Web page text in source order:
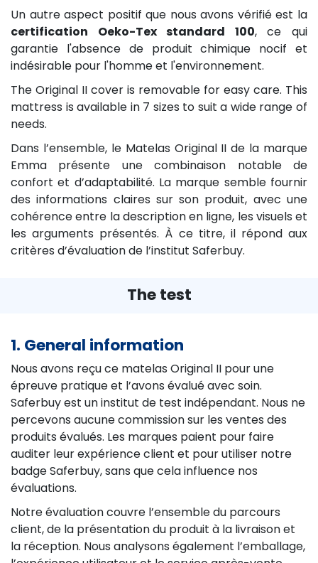
Un autre aspect positif que nous avons vérifié est la
certification Oeko-Tex standard 100, ce qui
garantie l'absence de produit chimique nocif et
indésirable pour l'homme et l'environnement.
The Original II cover is removable for easy care. This
mattress is available in 7 sizes to suit a wide range of
needs.
Dans l’ensemble, le Matelas Original II de la marque
Emma présente une combinaison notable de
confort et d’adaptabilité. La marque semble fournir
des informations claires sur son produit, avec une
cohérence entre la description en ligne, les visuels et
les arguments présentés. À ce titre, il répond aux
critères d’évaluation de l’institut Saferbuy.
The test
1. General information
Nous avons reçu ce matelas Original II pour une
épreuve pratique et l’avons évalué avec soin.
Saferbuy est un institut de test indépendant. Nous ne
percevons aucune commission sur les ventes des
produits évalués. Les marques paient pour faire
auditer leur expérience client et pour utiliser notre
badge Saferbuy, sans que cela influence nos
évaluations.
Notre évaluation couvre l’ensemble du parcours
client, de la présentation du produit à la livraison et
la réception. Nous analysons également l’emballage,